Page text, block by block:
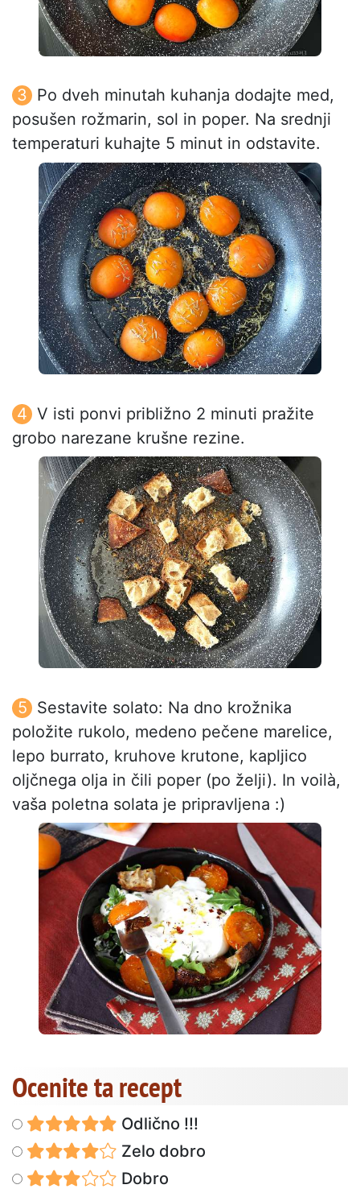
Po dveh minutah kuhanja dodajte med,
posušen rožmarin, sol in poper. Na srednji
temperaturi kuhajte 5 minut in odstavite.
V isti ponvi približno 2 minuti pražite
grobo narezane krušne rezine.
Sestavite solato: Na dno krožnika
položite rukolo, medeno pečene marelice,
lepo burrato, kruhove krutone, kapljico
oljčnega olja in čili poper (po želji). In voilà,
vaša poletna solata je pripravljena :)
Ocenite ta recept
Odlično !!!
Zelo dobro
Dobro